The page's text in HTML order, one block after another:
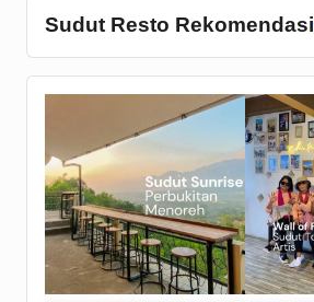
Sudut Resto Rekomendasi